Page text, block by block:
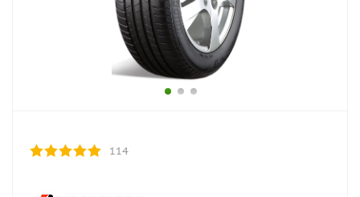
114